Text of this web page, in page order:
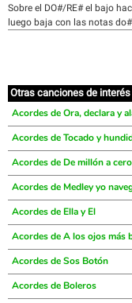
Sobre el DO#/RE# el bajo
luego baja con las notas
Otras canciones de interés
Acordes de Ora, declara y
Acordes de Tocado y
Acordes de De millón a cero
Acordes de Medley yo
Acordes de Ella y El
Acordes de A los ojos más
Acordes de Sos Botón
Acordes de Boleros